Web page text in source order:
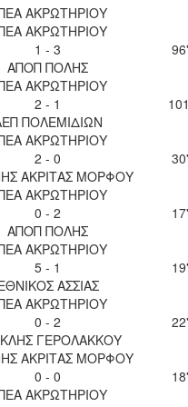
ΑΚΡΩΤΗΡΙΟΥ
ΑΚΡΩΤΗΡΙΟΥ
1 - 3
ΑΠΟΠ ΠΟΛΗΣ
96'
ΑΚΡΩΤΗΡΙΟΥ
2 - 1
ΠΟΛΕΜΙΔΙΩΝ
ΑΚΡΩΤΗΡΙΟΥ
2 - 0
ΑΚΡΙΤΑΣ ΜΟΡΦΟΥ
30'
ΑΚΡΩΤΗΡΙΟΥ
0 - 2
ΑΠΟΠ ΠΟΛΗΣ
17'
ΑΚΡΩΤΗΡΙΟΥ
5 - 1
ΑΣΣΙΑΣ
19'
ΑΚΡΩΤΗΡΙΟΥ
0 - 2
ΓΕΡΟΛΑΚΚΟΥ
22'
ΑΚΡΙΤΑΣ ΜΟΡΦΟΥ
0 - 0
ΑΚΡΩΤΗΡΙΟΥ
18'